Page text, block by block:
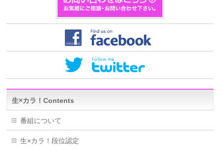
生×カラ！Contents
番組について
生×カラ！段位認定